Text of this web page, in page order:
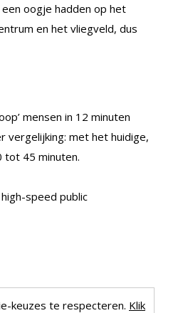
oogje hadden op het
en het vliegveld, dus
mensen in 12 minuten
vergelijking: met het huidige,
tot 45 minuten.
speed public
keuzes te respecteren. Klik